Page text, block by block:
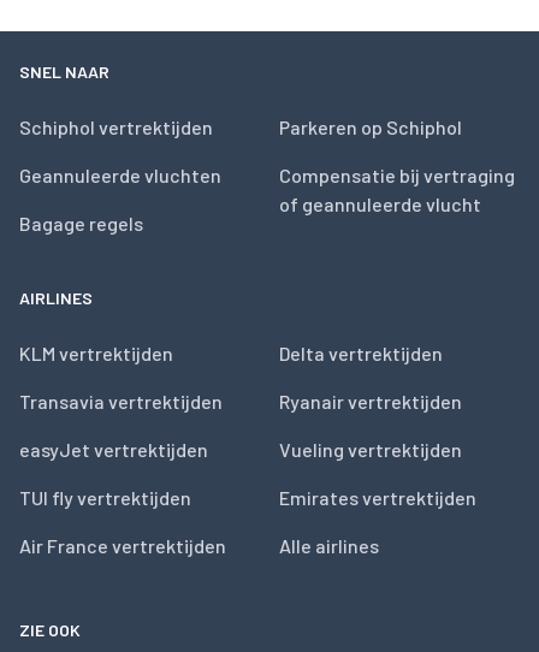
SNEL NAAR
Schiphol vertrektijden
Geannuleerde vluchten
Bagage regels
Parkeren op Schiphol
Compensatie bij vertraging
of geannuleerde vlucht
AIRLINES
KLM vertrektijden
Transavia vertrektijden
easyJet vertrektijden
TUI fly vertrektijden
Air France vertrektijden
Delta vertrektijden
Ryanair vertrektijden
Vueling vertrektijden
Emirates vertrektijden
Alle airlines
ZIE OOK